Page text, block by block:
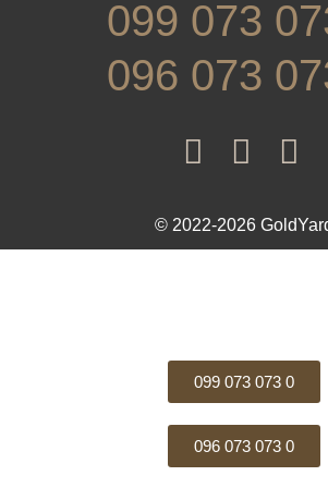
099 073
096 073
© 2022-2026
099 073 073 0
096 073 073 0